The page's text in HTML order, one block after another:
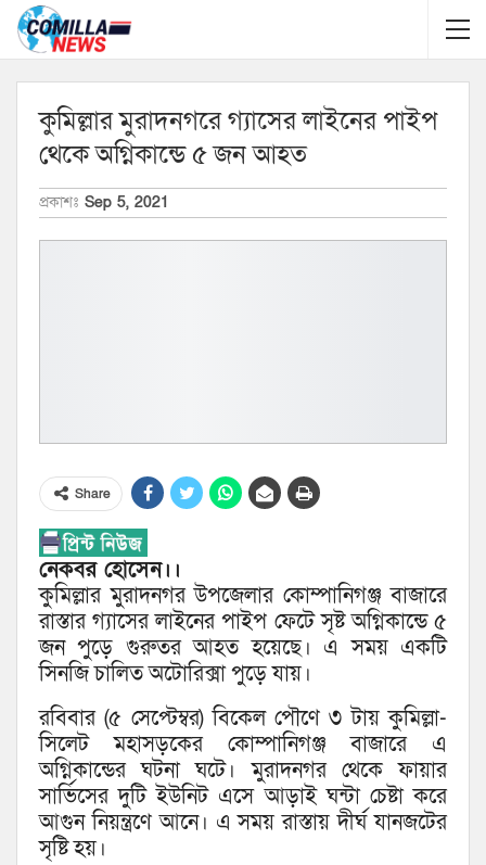
কুমিল্লার মুরাদনগরে গ্যাসের লাইনের পাইপ
থেকে অগ্নিকান্ডে ৫ জন আহত
প্রকাশঃ Sep 5, 2021
Share
নেকবর হোসেন।।
কুমিল্লার মুরাদনগর উপজেলার কোম্পানিগঞ্জ বাজারে
রাস্তার গ্যাসের লাইনের পাইপ ফেটে সৃষ্ট অগ্নিকান্ডে ৫
জন পুড়ে গুরুতর আহত হয়েছে। এ সময় একটি
সিনজি চালিত অটোরিক্সা পুড়ে যায়।
রবিবার (৫ সেপ্টেম্বর) বিকেল পৌণে ৩ টায় কুমিল্লা-
সিলেট মহাসড়কের কোম্পানিগঞ্জ বাজারে এ
অগ্নিকান্ডের ঘটনা ঘটে। মুরাদনগর থেকে ফায়ার
সার্ভিসের দুটি ইউনিট এসে আড়াই ঘন্টা চেষ্টা করে
আগুন নিয়ন্ত্রণে আনে। এ সময় রাস্তায় দীর্ঘ যানজটের
সৃষ্টি হয়।